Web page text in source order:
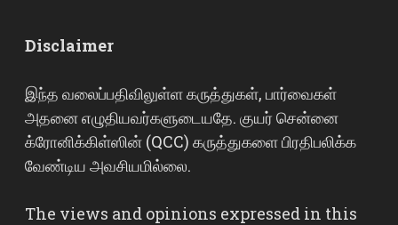
Disclaimer
இந்த வலைப்பதிவிலுள்ள கருத்துகள், பார்வைகள்
அதனை எழுதியவர்களுடையதே. குயர் சென்னை
க்ரோனிக்கிள்ஸின் (QCC) கருத்துகளை பிரதிபலிக்க
வேண்டிய அவசியமில்லை.
The views and opinions expressed in this